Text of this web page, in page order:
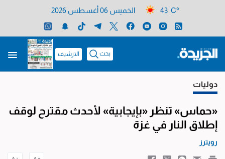
43 C° الخميس 06 أغسطس 2026
بحث الارشيف
دوليات
«حماس» تنظر «بإيجابية» لأحدث مقترح لوقف
إطلاق النار في غزة
رويترز